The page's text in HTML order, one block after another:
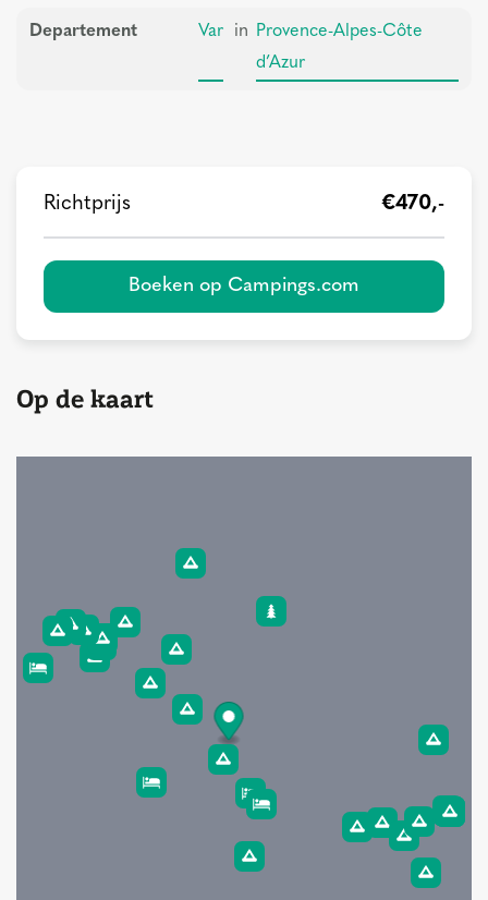
Departement Var in
Provence-Alpes-Côte
d’Azur
Richtprijs €470,-
Boeken op Campings.com
Op de kaart